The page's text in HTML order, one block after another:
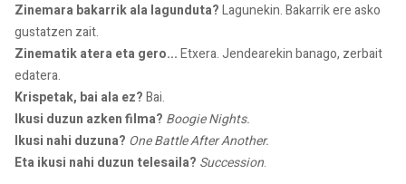
Zinemara bakarrik ala lagunduta?Lagunekin. Bakarrik ere asko
gustatzen zait.
Zinematik atera eta gero...Etxera. Jendearekin banago, zerbait
edatera.
Krispetak, bai ala ez?Bai.
Ikusi duzun azken filma? Boogie Nights.
Ikusi nahi duzuna? One Battle After Another.
Eta ikusi nahi duzun telesaila? Succession.